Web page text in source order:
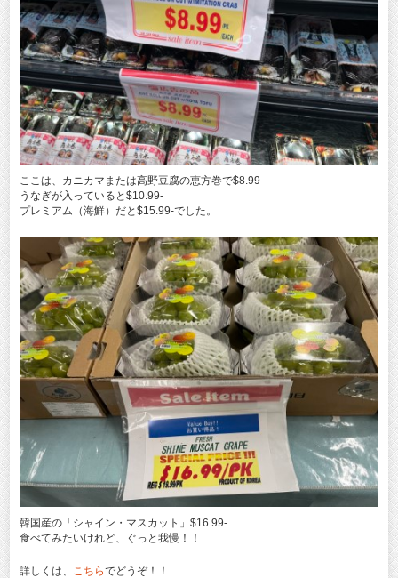
ここは、カニカマまたは高野豆腐の恵方巻で$8.99‐
うなぎが入っていると$10.99‐
プレミアム（海鮮）だと$15.99‐でした。
韓国産の「シャイン・マスカット」$16.99‐
食べてみたいけれど、ぐっと我慢！！
詳しくは、 こちらでどうぞ！！